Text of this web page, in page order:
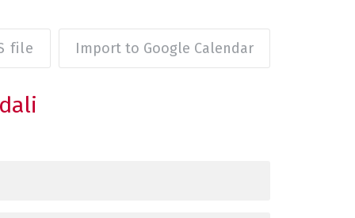
file Import to Google Calendar